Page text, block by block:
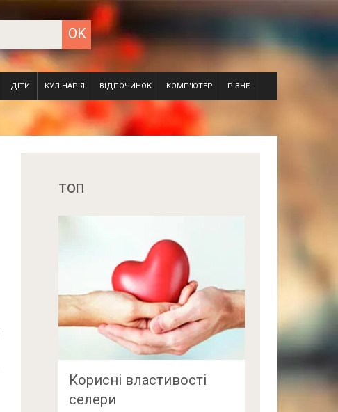
ДІТИ КУЛІНАРІЯ ВІДПОЧИНОК КОМП'ЮТЕР РІЗНЕ
ТОП
Корисні властивості
селери